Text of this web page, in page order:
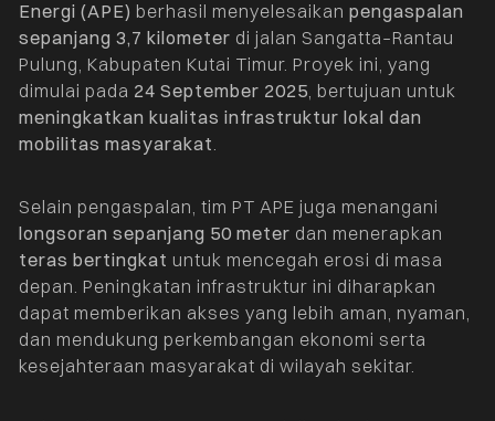
Energi (APE) berhasil menyelesaikanpengaspalan
sepanjang 3,7 kilometer di jalan Sangatta–Rantau
Pulung, Kabupaten Kutai Timur. Proyek ini, yang
dimulai pada 24 September 2025, bertujuan untuk
meningkatkan kualitas infrastruktur lokal dan
mobilitas masyarakat.
Selain pengaspalan, tim PT APE juga menangani
longsoran sepanjang 50 meter dan menerapkan
teras bertingkat untuk mencegah erosi di masa
depan. Peningkatan infrastruktur ini diharapkan
dapat memberikan akses yang lebih aman, nyaman,
dan mendukung perkembangan ekonomi serta
kesejahteraan masyarakat di wilayah sekitar.